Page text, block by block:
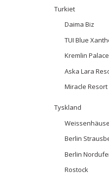
Turkiet
Daima Biz
TUI Blue
Kremlin Palace
Aska Lara
Miracle Resort
Tyskland
Berlin
Berlin
Rostock